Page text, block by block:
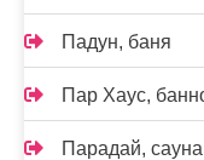
Падун, баня
Пар Хаус,
Парадай, сауна